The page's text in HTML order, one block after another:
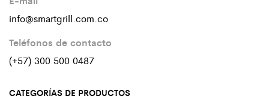
info@smartgrill.com.co
Teléfonos de contacto
(+57) 300 500 0487
CATEGORÍAS DE PRODUCTOS